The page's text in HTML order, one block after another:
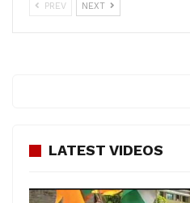
PREV NEXT
LATEST VIDEOS